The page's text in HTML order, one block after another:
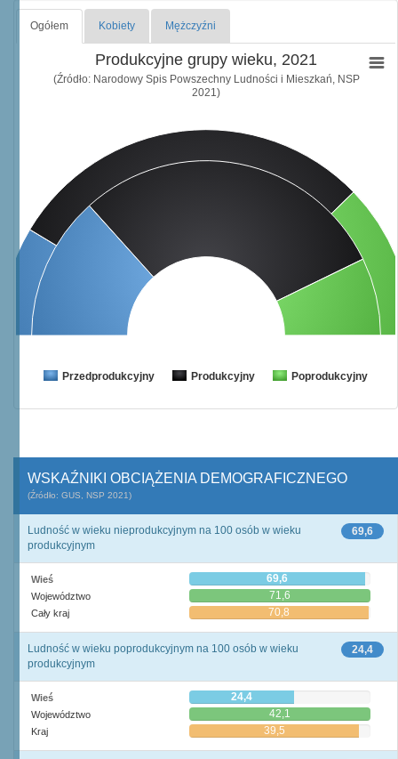
Ogółem Kobiety Mężczyźni
Produkcyjne grupy wieku, 2021
(Źródło: Narodowy Spis Powszechny Ludności i Mieszkań, NSP
2021)
Przedprodukcyjny Produkcyjny Poprodukcyjny
WSKAŹNIKI OBCIĄŻENIA DEMOGRAFICZNEGO
(Źródło: GUS, NSP 2021)
69,6
Ludność w wieku nieprodukcyjnym na 100 osób w wieku
produkcyjnym
Wieś 69,6
Województwo 71,6
Cały kraj 70,8
24,4
Ludność w wieku poprodukcyjnym na 100 osób w wieku
produkcyjnym
Wieś 24,4
Województwo 42,1
Kraj 39,5